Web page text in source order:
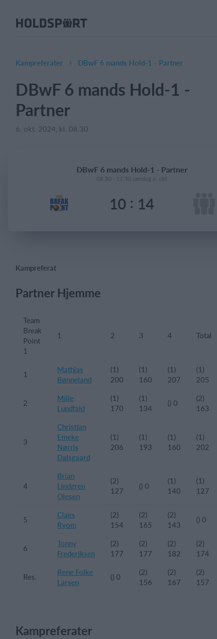
Om Holdsport
Presseomtale
Funktioner
Kalender
Hvad koster det?
Kampreferater DBwF 6 mands Hold-1 - Partner
DBwF 6 mands Hold-1 -
Partner
6. okt. 2024, kl. 08.30
DBwF 6 mands Hold-1 - Partner
08:30 - 11:30 søndag 6. okt
10 : 14
Kampreferat
Partner Hjemme
Team
Break
Point
1
1 2 3 4 Total
1
Mathias
Bønneland
(1)
200
(1)
160
(1)
207
(1)
205
2
Mille
Lundfald
(1)
170
(1)
134
() 0
(2)
163
3
Christian
Emeke
Nørris
Dalsgaard
(1)
206
(1)
193
(1)
160
(1)
202
4
Brian
Lindgren
Olesen
(2)
127
() 0
(1)
140
(1)
127
5
Claes
Ryom
(2)
154
(2)
165
(2)
143
() 0
6
Tonny
Frederiksen
(2)
177
(2)
177
(2)
182
(2)
174
Res.
Rene Folke
Larsen
() 0
(2)
156
(2)
167
(2)
157
Kampreferater